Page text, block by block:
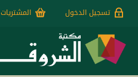
تسجيل الدخول المشتريات